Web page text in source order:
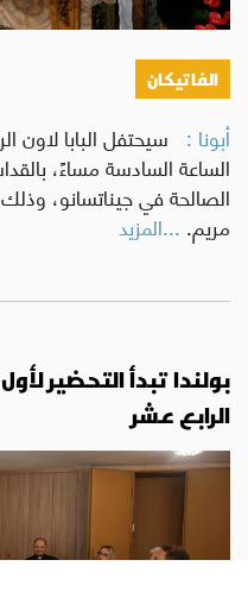
الفاتيكان
أبونا :
الساعة السادسة مساءً،
الصالحة في جيناتسانو،
مريم. ...المزيد
بولندا تبدأ التحضير
الرابع عشر